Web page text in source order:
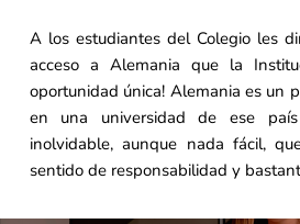
A los estudiantes del Colegio les
acceso a Alemania que la
oportunidad única! Alemania es un
en una universidad de ese
inolvidable, aunque nada fácil,
sentido de responsabilidad y